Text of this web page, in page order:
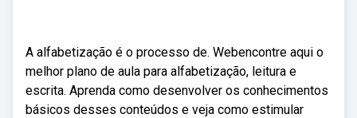
A alfabetização é o processo de. Webencontre aqui o
melhor plano de aula para alfabetização, leitura e
escrita. Aprenda como desenvolver os conhecimentos
básicos desses conteúdos e veja como estimular